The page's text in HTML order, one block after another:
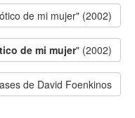
de mi mujer" (2002)
de mi mujer" (2002)
de David Foenkinos